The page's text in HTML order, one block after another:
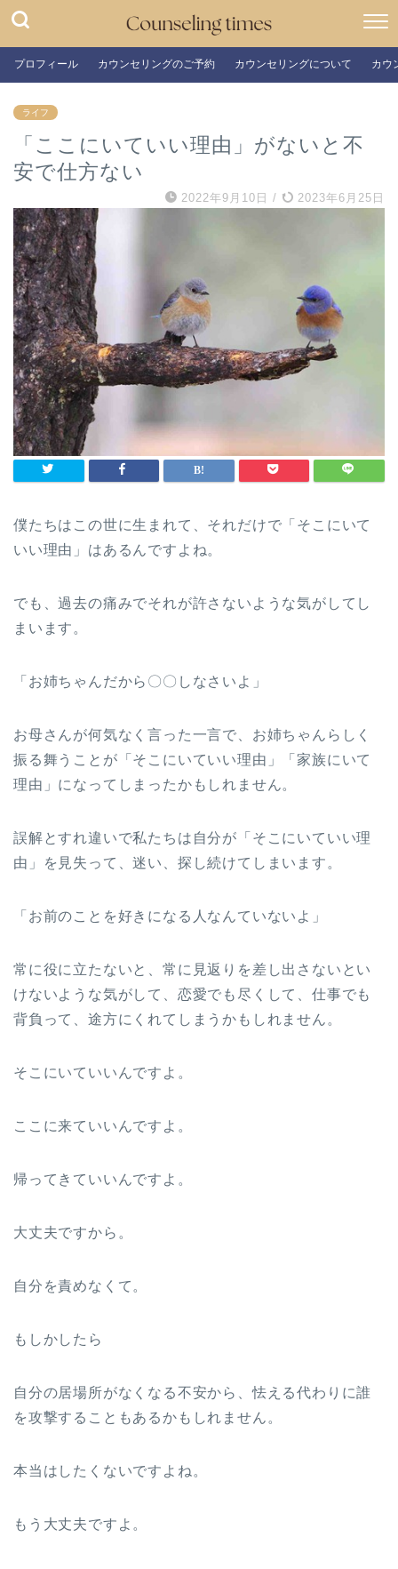
プロフィール カウンセリングのご予約 カウンセリングについて カウ
ライフ
「ここにいていい理由」がないと不
安で仕方ない
2022年9月10日 / 2023年6月25日
僕たちはこの世に生まれて、それだけで「そこにいて
いい理由」はあるんですよね。
でも、過去の痛みでそれが許さないような気がしてし
まいます。
「お姉ちゃんだから〇〇しなさいよ」
お母さんが何気なく言った一言で、お姉ちゃんらしく
振る舞うことが「そこにいていい理由」「家族にいて
理由」になってしまったかもしれません。
誤解とすれ違いで私たちは自分が「そこにいていい理
由」を見失って、迷い、探し続けてしまいます。
「お前のことを好きになる人なんていないよ」
常に役に立たないと、常に見返りを差し出さないとい
けないような気がして、恋愛でも尽くして、仕事でも
背負って、途方にくれてしまうかもしれません。
そこにいていいんですよ。
ここに来ていいんですよ。
帰ってきていいんですよ。
大丈夫ですから。
自分を責めなくて。
もしかしたら
自分の居場所がなくなる不安から、怯える代わりに誰
を攻撃することもあるかもしれません。
本当はしたくないですよね。
もう大丈夫ですよ。